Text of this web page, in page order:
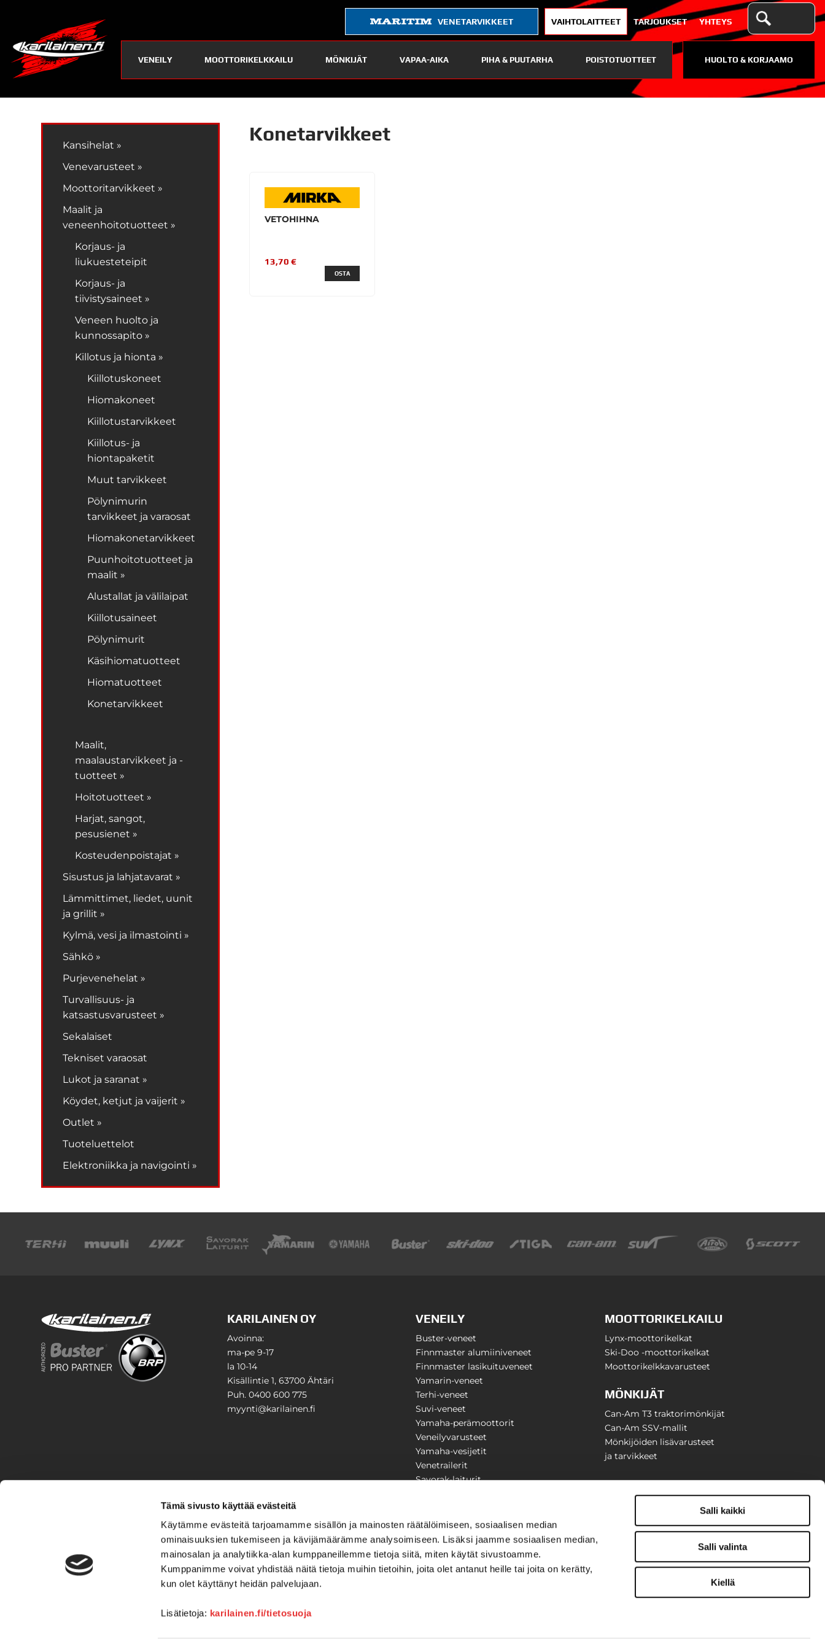
Tämä sivusto käyttää evästeitä
Käytämme evästeitä tarjoamamme sisällön ja mainosten räätälöimiseen, sosiaalisen median
ominaisuuksien tukemiseen ja kävijämäärämme analysoimiseen. Lisäksi jaamme sosiaalisen median,
mainosalan ja analytiikka-alan kumppaneillemme tietoja siitä, miten käytät sivustoamme.
Kumppanimme voivat yhdistää näitä tietoja muihin tietoihin, joita olet antanut heille tai joita on kerätty,
kun olet käyttänyt heidän palvelujaan.
Lisätietoja: karilainen.fi/tietosuoja
Salli kaikki
Salli valinta
Kiellä
VENETARVIKKEET VAIHTOLAITTEET TARJOUKSET YHTEYS
VENEILY MOOTTORIKELKKAILU MÖNKIJÄT VAPAA-AIKA PIHA & PUUTARHA POISTOTUOTTEET HUOLTO & KORJAAMO
Kansihelat »
Venevarusteet »
Moottoritarvikkeet »
Maalit ja
veneenhoitotuotteet »
Korjaus- ja
liukuesteteipit
Korjaus- ja
tiivistysaineet »
Veneen huolto ja
kunnossapito »
Killotus ja hionta »
Kiillotuskoneet
Hiomakoneet
Kiillotustarvikkeet
Kiillotus- ja
hiontapaketit
Muut tarvikkeet
Pölynimurin
tarvikkeet ja varaosat
Hiomakonetarvikkeet
Puunhoitotuotteet ja
maalit »
Alustallat ja välilaipat
Kiillotusaineet
Pölynimurit
Käsihiomatuotteet
Hiomatuotteet
Konetarvikkeet
Maalit,
maalaustarvikkeet ja -
tuotteet »
Hoitotuotteet »
Harjat, sangot,
pesusienet »
Kosteudenpoistajat »
Sisustus ja lahjatavarat »
Lämmittimet, liedet, uunit
ja grillit »
Kylmä, vesi ja ilmastointi »
Sähkö »
Purjevenehelat »
Turvallisuus- ja
katsastusvarusteet »
Sekalaiset
Tekniset varaosat
Lukot ja saranat »
Köydet, ketjut ja vaijerit »
Outlet »
Tuoteluettelot
Elektroniikka ja navigointi »
Konetarvikkeet
VETOHIHNA
13,70 €
OSTA
KARILAINEN OY
Avoinna:
ma-pe 9-17
la 10-14
Kisällintie 1, 63700 Ähtäri
Puh. 0400 600 775
myynti@karilainen.fi
VENEILY
Buster-veneet
Finnmaster alumiiniveneet
Finnmaster lasikuituveneet
Yamarin-veneet
Terhi-veneet
Suvi-veneet
Yamaha-perämoottorit
Veneilyvarusteet
Yamaha-vesijetit
Venetrailerit
Savorak-laiturit
MOOTTORIKELKAILU
Lynx-moottorikelkat
Ski-Doo -moottorikelkat
Moottorikelkkavarusteet
MÖNKIJÄT
Can-Am T3 traktorimönkijät
Can-Am SSV-mallit
Mönkijöiden lisävarusteet
ja tarvikkeet
PIHA & PUUTARHA
Stiga
VAIHTOLAITTEET
Veneet
Kelkat ja mönkijät
Yritysesittely
Yhteystiedot
Huolto ja korjaamo
Ajankohtaista